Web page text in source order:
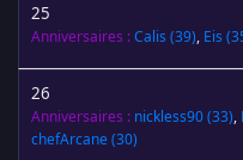
25
Anniversaires :Calis (39), Eis
26
Anniversaires : nickless90(33),
chefArcane(30)